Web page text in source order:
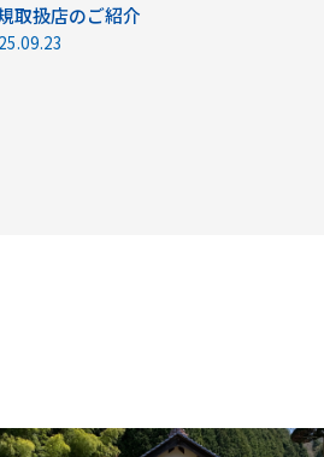
取扱店のご紹介